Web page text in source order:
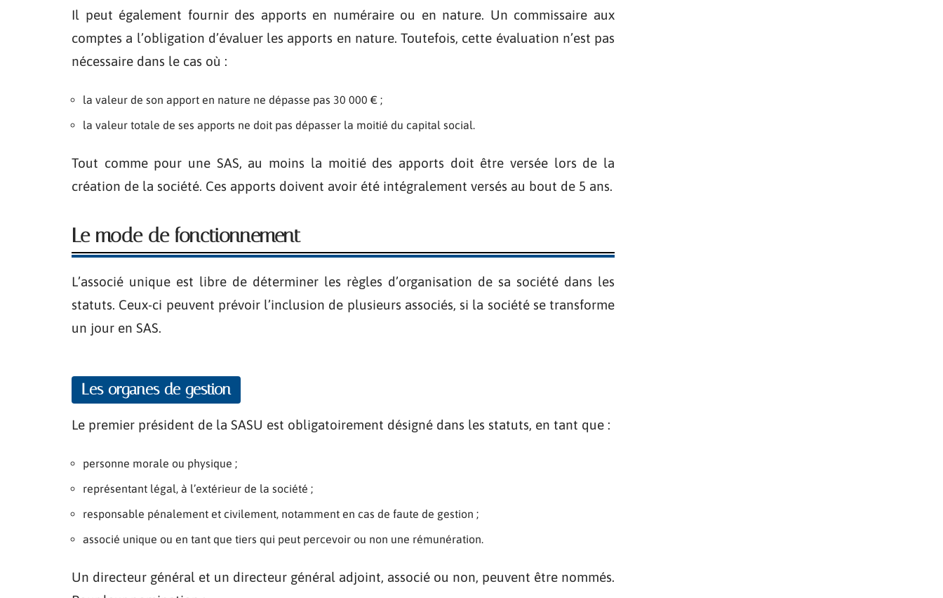
Il peut également fournir des apports en numéraire ou en nature. Un commissaire aux
comptes a l’obligation d’évaluer les apports en nature. Toutefois, cette évaluation n’est pas
nécessaire dans le cas où :
la valeur de son apport en nature ne dépasse pas 30 000 € ;
la valeur totale de ses apports ne doit pas dépasser la moitié du capital social.
Tout comme pour une SAS, au moins la moitié des apports doit être versée lors de la
création de la société. Ces apports doivent avoir été intégralement versés au bout de 5 ans.
Le mode de fonctionnement
L’associé unique est libre de déterminer les règles d’organisation de sa société dans les
statuts. Ceux-ci peuvent prévoir l’inclusion de plusieurs associés, si la société se transforme
un jour en SAS.
Les organes de gestion
Le premier président de la SASU est obligatoirement désigné dans les statuts, en tant que :
personne morale ou physique ;
représentant légal, à l’extérieur de la société ;
responsable pénalement et civilement, notamment en cas de faute de gestion ;
associé unique ou en tant que tiers qui peut percevoir ou non une rémunération.
Un directeur général et un directeur général adjoint, associé ou non, peuvent être nommés.